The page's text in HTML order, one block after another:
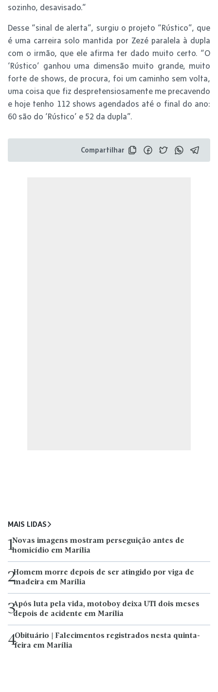
sozinho, desavisado.”
Desse “sinal de alerta”, surgiu o projeto “Rústico”, que
é uma carreira solo mantida por Zezé paralela à dupla
com o irmão, que ele afirma ter dado muito certo. “O
‘Rústico’ ganhou uma dimensão muito grande, muito
forte de shows, de procura, foi um caminho sem volta,
uma coisa que fiz despretensiosamente me precavendo
e hoje tenho 112 shows agendados até o final do ano:
60 são do ‘Rústico’ e 52 da dupla”.
Compartilhar
MAIS LIDAS
1Novas imagens mostram perseguição antes de
homicídio em Marília
2Homem morre depois de ser atingido por viga de
madeira em Marília
3Após luta pela vida, motoboy deixa UTI dois meses
depois de acidente em Marília
4Obituário | Falecimentos registrados nesta quinta-
feira em Marília